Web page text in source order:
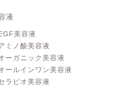
液
美容液
ミノ酸美容液
ーガニック美容液
ールインワン美容液
ラビオ美容液